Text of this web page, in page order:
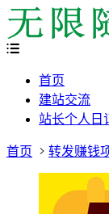
首页
建站交流
站长个人日
首页 转发赚钱